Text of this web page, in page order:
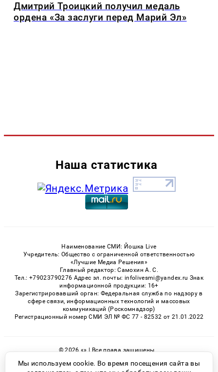
Дмитрий Троицкий получил медаль
ордена «За заслуги перед Марий Эл»
Наша статистика
Наименование СМИ: Йошка Live
Учредитель: Общество с ограниченной ответственностью
«Лучшие Медиа Решения»
Главный редактор: Самохин А. С.
Тел.: +79023790276 Адрес эл. почты: infolivesmi@yandex.ru Знак
информационной продукции: 16+
Зарегистрировавший орган: Федеральная служба по надзору в
сфере связи, информационных технологий и массовых
коммуникаций (Роскомнадзор)
Регистрационный номер СМИ ЭЛ № ФС 77 - 82532 от 21.01.2022
© 2026 «» | Все права защищены
Возрастная категория сайта 16+
Мы используем cookie. Во время посещения сайта вы